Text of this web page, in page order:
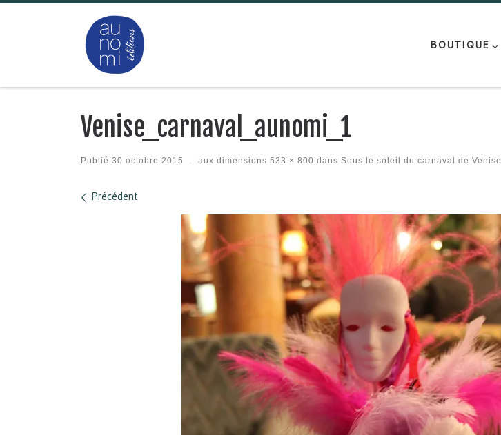
Passer au contenu
BOUTIQUE
Venise_carnaval_aunomi_1
Publié 30 octobre 2015 - aux dimensions 533 × 800 dans Sous le soleil du carnaval de Venise
Navigation des images
Précédent